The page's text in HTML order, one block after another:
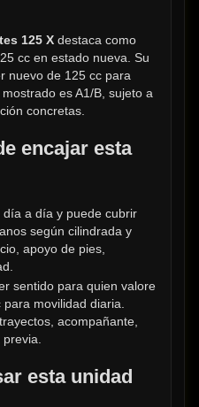
125 X destaca como
cc en estado nueva. Su
nuevo de 125 cc para
es A1/B, sujeto a
concretas.
encajar esta
día a día y puede cubrir
según cilindrada y
apoyo de pies,
sentido para quien valore
movilidad diaria.
acompañante,
esta unidad